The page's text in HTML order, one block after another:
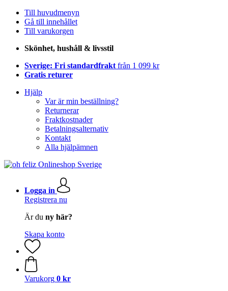
Till huvudmenyn
Gå till innehållet
Till varukorgen
Skönhet, hushåll & livsstil
Sverige: Fri standardfrakt från 1 099 kr
Gratis returer
Hjälp
Var är min beställning?
Returnerar
Fraktkostnader
Betalningsalternativ
Kontakt
Alla hjälpämnen
Logga in
Registrera nu
Är du ny här?
Skapa konto
Varukorg 0 kr